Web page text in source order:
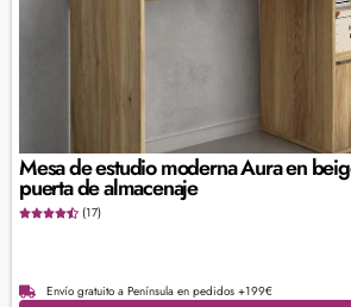
Mesa de estudio moderna Aura en
puerta de almacenaje
(17)
Envío gratuito a Península en pedidos +199€